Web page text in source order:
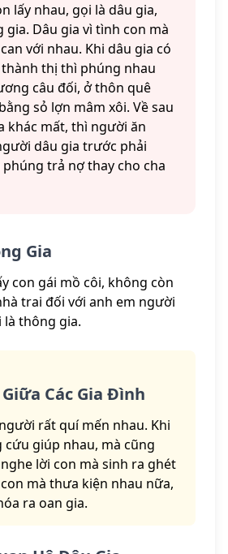
lấy nhau, gọi là dâu gia,
gia. Dâu gia vì tình con mà
với nhau. Khi dâu gia có
thị thì phúng nhau
câu đối, ở thôn quê
sỏ lợn mâm xôi. Về sau
khác mất, thì người ăn
dâu gia trước phải
trả nợ thay cho cha
Gia
con gái mồ côi, không còn
trai đối với anh em người
là thông gia.
Các Gia Đình
rất quí mến nhau. Khi
cứu giúp nhau, mà cũng
lời con mà sinh ra ghét
mà thưa kiện nhau nữa,
ra oan gia.